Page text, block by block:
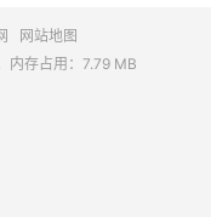
网站地图
内存占用：7.79 MB